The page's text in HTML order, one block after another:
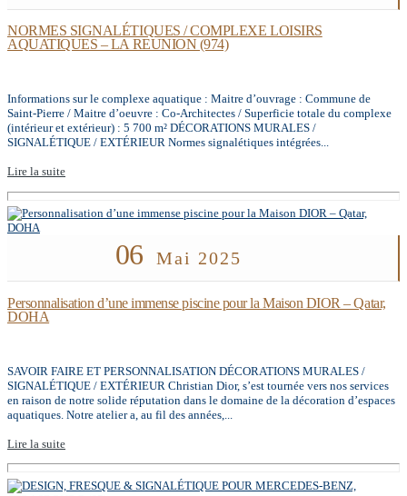
NORMES SIGNALÉTIQUES / COMPLEXE LOISIRS
AQUATIQUES – LA REUNION (974)
Informations sur le complexe aquatique : Maitre d’ouvrage : Commune de
Saint-Pierre / Maitre d’oeuvre : Co-Architectes / Superficie totale du complexe
(intérieur et extérieur) : 5 700 m² DÉCORATIONS MURALES /
SIGNALÉTIQUE / EXTÉRIEUR Normes signalétiques intégrées...
Lire la suite
06 Mai 2025
Personnalisation d’une immense piscine pour la Maison DIOR – Qatar,
DOHA
SAVOIR FAIRE ET PERSONNALISATION DÉCORATIONS MURALES /
SIGNALÉTIQUE / EXTÉRIEUR Christian Dior, s’est tournée vers nos services
en raison de notre solide réputation dans le domaine de la décoration d’espaces
aquatiques. Notre atelier a, au fil des années,...
Lire la suite